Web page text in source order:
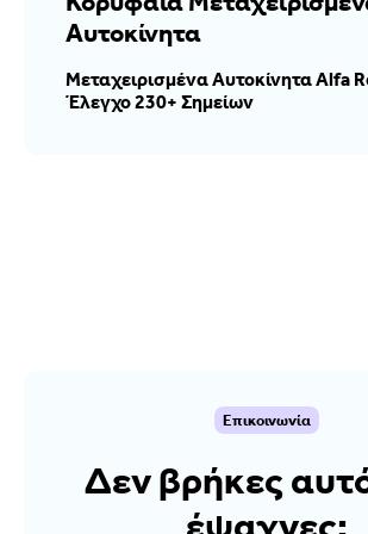
Αυτοκίνητα
Μεταχειρισμένα Αυτοκίνητα Alfa
Έλεγχο 230+ Σημείων
Επικοινωνία
Δεν βρήκες